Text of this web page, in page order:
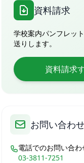
資料請求
学校案内パンフレッ
送りします。
資料請求
お問い合わ
電話でのお問い合わ
03-3811-7251